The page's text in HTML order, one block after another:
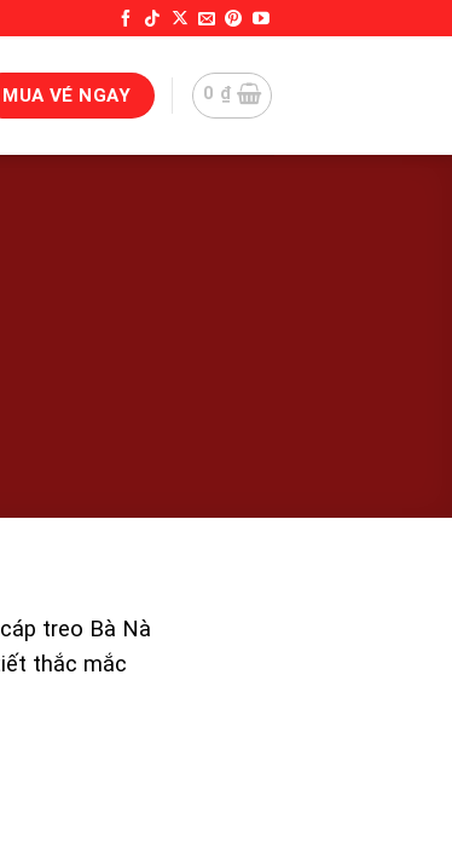
MUA VÉ NGAY 0 ₫
treo Bà Nà
thắc mắc